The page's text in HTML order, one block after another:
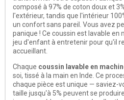
composé à 97% de coton doux et
l'extérieur, tandis que l'intérieur
un confort sans pareil. Vous avez
panique ! Ce coussin est lavable en
jeu d'enfant à entretenir pour qu'il
accueillant.
Chaque coussin lavable en
soi, tissé à la main en Inde. Ce
chaque pièce est unique — saviez-
taille jusqu'à 5% peuvent se